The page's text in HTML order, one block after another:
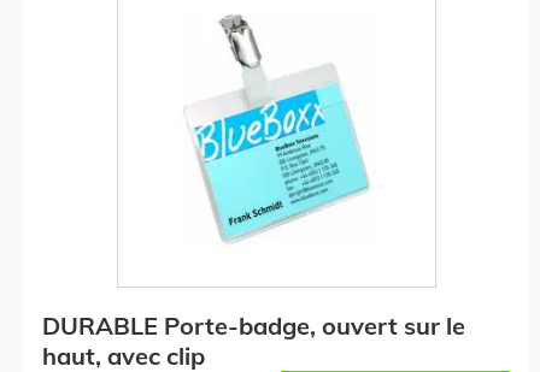
DURABLE Porte-badge, ouvert sur le
haut, avec clip